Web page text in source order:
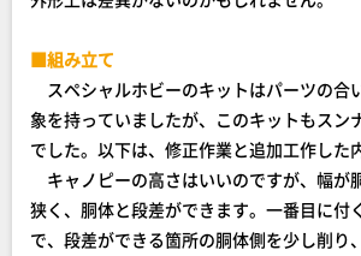
■組み立て
スペシャルホビーのキットはパーツの合
象を持っていましたが、このキットもスン
でした。以下は、修正作業と追加工作した
キャノピーの高さはいいのですが、幅が
狭く、胴体と段差ができます。一番目に付
で、段差ができる箇所の胴体側を少し削り